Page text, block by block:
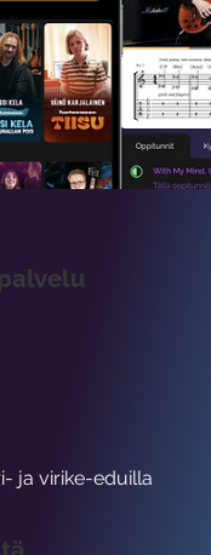
Kokeile
saat koko
viikon ajaksi.
ja virike-eduilla